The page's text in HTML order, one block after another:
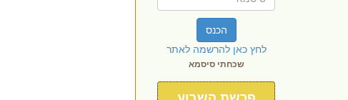
הכנס
לחץ כאן להרשמה לאתר
שכחתי סיסמא